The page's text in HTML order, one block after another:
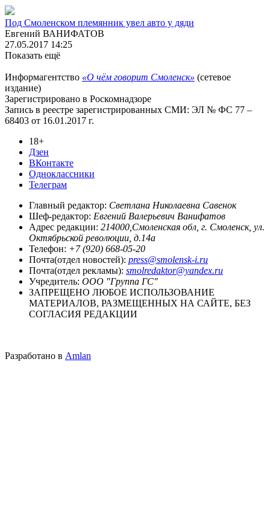
Под Смоленском племянник увел авто у дяди
Евгений ВАНИФАТОВ
27.05.2017 14:25
Показать ещё
Информагентство «О чём говорит Смоленск» (сетевое
издание)
Зарегистрировано в Роскомнадзоре
Запись в реестре зарегистрированных СМИ: ЭЛ № ФС 77 –
68403 от 16.01.2017 г.
18+
Дзен
ВКонтакте
Одноклассники
Телеграм
Главный редактор: Светлана Николаевна Савенок
Шеф-редактор: Евгений Валерьевич Ванифатов
Адрес редакции: 214000,Смоленская обл, г. Смоленск, ул.
Октябрьской революции, д.14а
Телефон: +7 (920) 668-05-20
Почта(отдел новостей): press@smolensk-i.ru
Почта(отдел рекламы): smolredaktor@yandex.ru
Учредитель: ООО "Группа ГС"
ЗАПРЕЩЕНО ЛЮБОЕ ИСПОЛЬЗОВАНИЕ
МАТЕРИАЛОВ, РАЗМЕЩЕННЫХ НА САЙТЕ, БЕЗ
СОГЛАСИЯ РЕДАКЦИИ
Разработано в Amlan